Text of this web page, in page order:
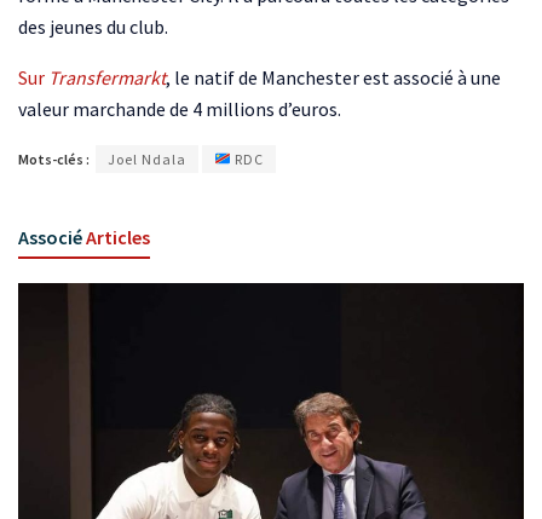
des jeunes du club.
Sur Transfermarkt, le natif de Manchester est associé à une
valeur marchande de 4 millions d’euros.
Mots-clés : Joel Ndala RDC
AssociéArticles